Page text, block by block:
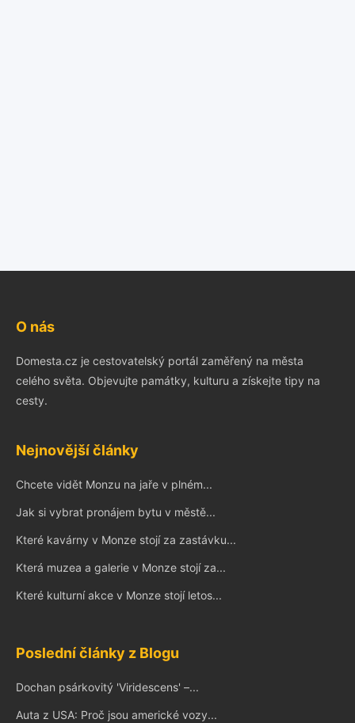
O nás
Domesta.cz je cestovatelský portál zaměřený na města
celého světa. Objevujte památky, kulturu a získejte tipy na
cesty.
Nejnovější články
Chcete vidět Monzu na jaře v plném...
Jak si vybrat pronájem bytu v městě...
Které kavárny v Monze stojí za zastávku...
Která muzea a galerie v Monze stojí za...
Které kulturní akce v Monze stojí letos...
Poslední články z Blogu
Dochan psárkovitý 'Viridescens' –...
Auta z USA: Proč jsou americké vozy...